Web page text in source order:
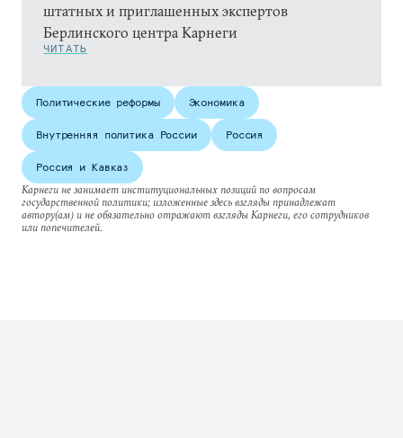
штатных и приглашенных экспертов
Берлинского центра Карнеги
ЧИТАТЬ
Политические реформы Экономика
Внутренняя политика России Россия
Россия и Кавказ
Карнеги не занимает институциональных позиций по вопросам
государственной политики; изложенные здесь взгляды принадлежат
автору(ам) и не обязательно отражают взгляды Карнеги, его сотрудников
или попечителей.